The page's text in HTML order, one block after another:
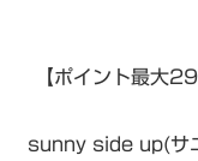
【ポイント最大
sunny side up(サ